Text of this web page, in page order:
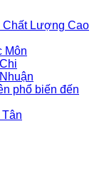
Chất Lượng Cao
Môn
phổ biến đến